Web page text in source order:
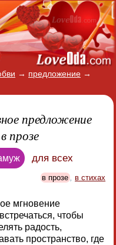
→ предложение →
предложение
прозе
для всех
в прозе , в стихах
мгновение
чтобы
радость,
пространство, где